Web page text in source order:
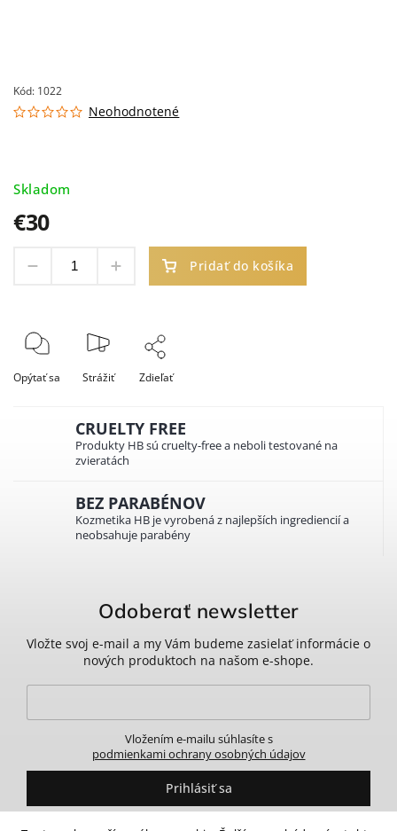
Kód: 1022
Neohodnotené
€30
Skladom
Pridať do košíka
Opýtať sa Strážiť Zdieľať
CRUELTY FREE
Produkty HB sú cruelty-free a neboli testované na
zvieratách
BEZ PARABÉNOV
Kozmetika HB je vyrobená z najlepších ingrediencií a
neobsahuje parabény
Odoberať newsletter
Vložte svoj e-mail a my Vám budeme zasielať informácie o
nových produktoch na našom e-shope.
Vložením e-mailu súhlasíte s
podmienkami ochrany osobných údajov
Prihlásiť sa